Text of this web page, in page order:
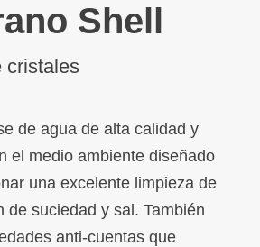
Shell
cristales
de agua de alta calidad y
el medio ambiente diseñado
una excelente limpieza de
de suciedad y sal. También
anti-cuentas que